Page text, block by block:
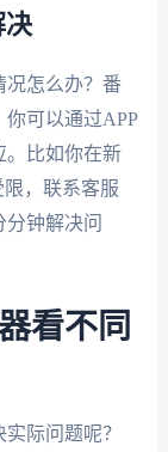
决
况怎么办？番
可以通过APP
。比如你在新
，联系客服
钟解决问
看不同
实际问题呢？